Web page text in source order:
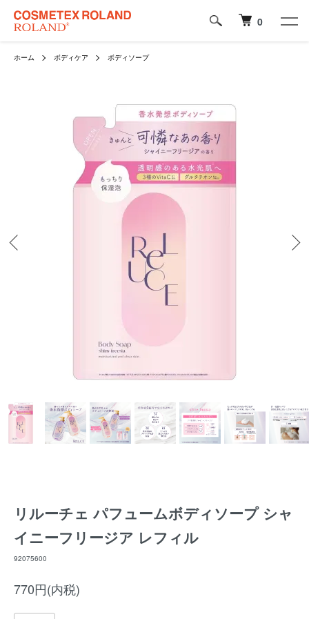
0
ホーム ボディケア ボディソープ
リルーチェ パフュームボディソープ シャ
イニーフリージア レフィル
92075600
770円(内税)